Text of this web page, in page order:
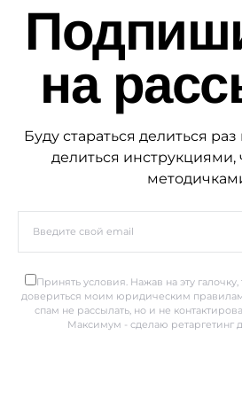
на
Буду стараться делиться
делиться инструкциями,
Принять условия. Нажав на эту
довериться моим юридическим
спам не рассылать, но и не
Максимум - сделаю ретаргетинг